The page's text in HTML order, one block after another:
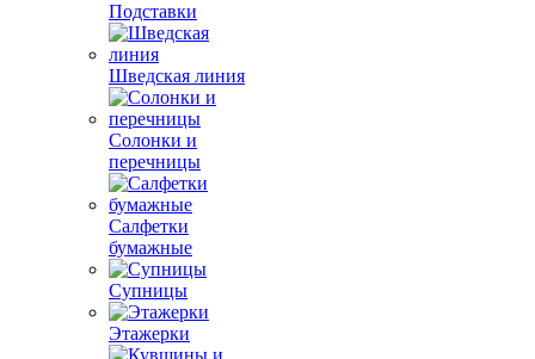
Подставки
Шведская линия
Солонки и
перечницы
Салфетки
бумажные
Супницы
Этажерки